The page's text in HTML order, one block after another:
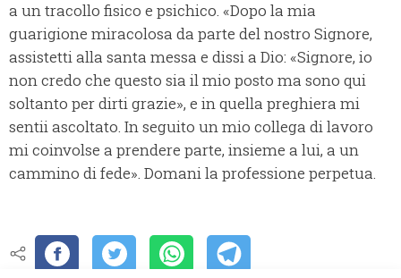
a un tracollo fisico e psichico. «Dopo la mia
guarigione miracolosa da parte del nostro Signore,
assistetti alla santa messa e dissi a Dio: «Signore, io
non credo che questo sia il mio posto ma sono qui
soltanto per dirti grazie», e in quella preghiera mi
sentii ascoltato. In seguito un mio collega di lavoro
mi coinvolse a prendere parte, insieme a lui, a un
cammino di fede». Domani la professione perpetua.